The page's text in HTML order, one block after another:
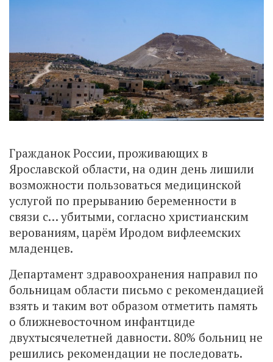
Гражданок России, проживающих в
Ярославской области, на один день лишили
возможности пользоваться медицинской
услугой по прерыванию беременности в
связи с… убитыми, согласно христианским
верованиям, царём Иродом вифлеемских
младенцев.
Департамент здравоохранения направил по
больницам области письмо с рекомендацией
взять и таким вот образом отметить память
о ближневосточном инфантциде
двухтысячелетней давности. 80% больниц не
решились рекомендации не последовать.